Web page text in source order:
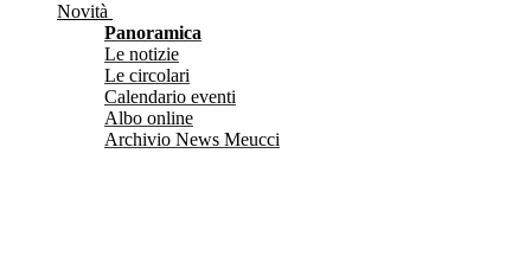
Novità
Panoramica
Le notizie
Le circolari
Calendario eventi
Albo online
Archivio News Meucci